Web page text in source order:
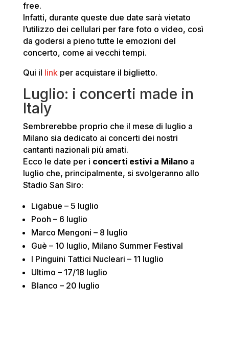
free.
Infatti, durante queste due date sarà vietato
l’utilizzo dei cellulari per fare foto o video, così
da godersi a pieno tutte le emozioni del
concerto, come ai vecchi tempi.
Qui il linkper acquistare il biglietto.
Luglio: i concerti made in
Italy
Sembrerebbe proprio che il mese di luglio a
Milano sia dedicato ai concerti dei nostri
cantanti nazionali più amati.
Ecco le date per i concerti estivi a Milanoa
luglio che, principalmente, si svolgeranno allo
Stadio San Siro:
Ligabue – 5 luglio
Pooh – 6 luglio
Marco Mengoni – 8 luglio
Guè – 10 luglio, Milano Summer Festival
I Pinguini Tattici Nucleari – 11 luglio
Ultimo – 17/18 luglio
Blanco – 20 luglio